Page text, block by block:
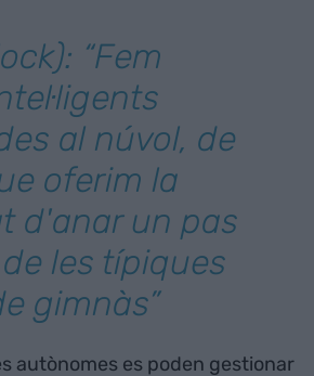
“Fem
al núvol, de
oferim la
d'anar un pas
les típiques
gimnàs”
autònomes es poden gestionar